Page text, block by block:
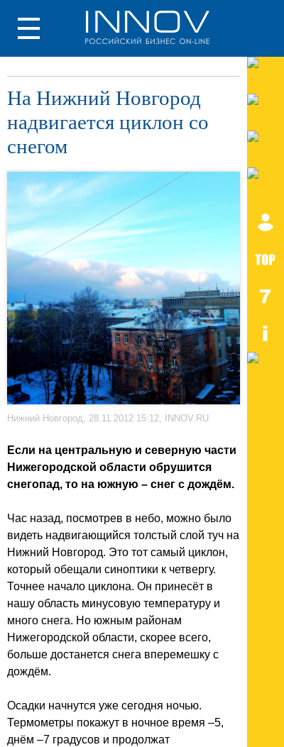
На Нижний Новгород
надвигается циклон со
снегом
Нижний Новгород, 28.11.2012 15:12, INNOV.RU
Если на центральную и северную части
Нижегородской области обрушится
снегопад, то на южную – снег с дождём.
Час назад, посмотрев в небо, можно было
видеть надвигающийся толстый слой туч на
Нижний Новгород. Это тот самый циклон,
который обещали синоптики к четвергу.
Точнее начало циклона. Он принесёт в
нашу область минусовую температуру и
много снега. Но южным районам
Нижегородской области, скорее всего,
больше достанется снега вперемешку с
дождём.
Осадки начнутся уже сегодня ночью.
Термометры покажут в ночное время –5,
днём –7 градусов и продолжат